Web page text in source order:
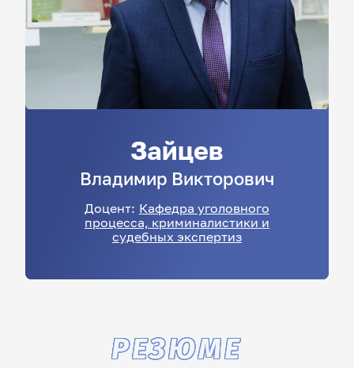
Зайцев
Владимир Викторович
Доцент: Кафедра уголовного
процесса, криминалистики и
судебных экспертиз
РЕЗЮМЕ